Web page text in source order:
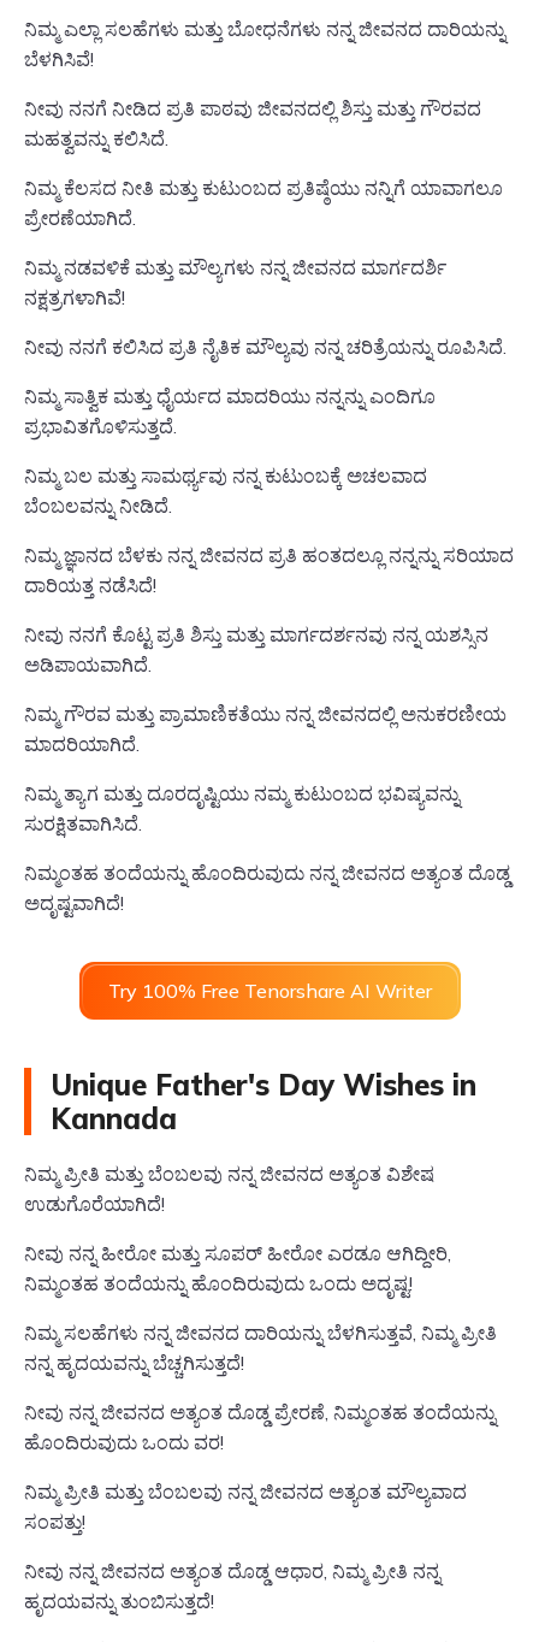
ನಿಮ್ಮ ಎಲ್ಲಾ ಸಲಹೆಗಳು ಮತ್ತು ಬೋಧನೆಗಳು ನನ್ನ ಜೀವನದ ದಾರಿಯನ್ನು
ಬೆಳಗಿಸಿವೆ!
ನೀವು ನನಗೆ ನೀಡಿದ ಪ್ರತಿ ಪಾಠವು ಜೀವನದಲ್ಲಿ ಶಿಸ್ತು ಮತ್ತು ಗೌರವದ
ಮಹತ್ವವನ್ನು ಕಲಿಸಿದೆ.
ನಿಮ್ಮ ಕೆಲಸದ ನೀತಿ ಮತ್ತು ಕುಟುಂಬದ ಪ್ರತಿಷ್ಠೆಯು ನನ್ನಿಗೆ ಯಾವಾಗಲೂ
ಪ್ರೇರಣೆಯಾಗಿದೆ.
ನಿಮ್ಮ ನಡವಳಿಕೆ ಮತ್ತು ಮೌಲ್ಯಗಳು ನನ್ನ ಜೀವನದ ಮಾರ್ಗದರ್ಶಿ
ನಕ್ಷತ್ರಗಳಾಗಿವೆ!
ನೀವು ನನಗೆ ಕಲಿಸಿದ ಪ್ರತಿ ನೈತಿಕ ಮೌಲ್ಯವು ನನ್ನ ಚರಿತ್ರೆಯನ್ನು ರೂಪಿಸಿದೆ.
ನಿಮ್ಮ ಸಾತ್ವಿಕ ಮತ್ತು ಧೈರ್ಯದ ಮಾದರಿಯು ನನ್ನನ್ನು ಎಂದಿಗೂ
ಪ್ರಭಾವಿತಗೊಳಿಸುತ್ತದೆ.
ನಿಮ್ಮ ಬಲ ಮತ್ತು ಸಾಮರ್ಥ್ಯವು ನನ್ನ ಕುಟುಂಬಕ್ಕೆ ಅಚಲವಾದ
ಬೆಂಬಲವನ್ನು ನೀಡಿದೆ.
ನಿಮ್ಮ ಜ್ಞಾನದ ಬೆಳಕು ನನ್ನ ಜೀವನದ ಪ್ರತಿ ಹಂತದಲ್ಲೂ ನನ್ನನ್ನು ಸರಿಯಾದ
ದಾರಿಯತ್ತ ನಡೆಸಿದೆ!
ನೀವು ನನಗೆ ಕೊಟ್ಟ ಪ್ರತಿ ಶಿಸ್ತು ಮತ್ತು ಮಾರ್ಗದರ್ಶನವು ನನ್ನ ಯಶಸ್ಸಿನ
ಅಡಿಪಾಯವಾಗಿದೆ.
ನಿಮ್ಮ ಗೌರವ ಮತ್ತು ಪ್ರಾಮಾಣಿಕತೆಯು ನನ್ನ ಜೀವನದಲ್ಲಿ ಅನುಕರಣೀಯ
ಮಾದರಿಯಾಗಿದೆ.
ನಿಮ್ಮ ತ್ಯಾಗ ಮತ್ತು ದೂರದೃಷ್ಟಿಯು ನಮ್ಮ ಕುಟುಂಬದ ಭವಿಷ್ಯವನ್ನು
ಸುರಕ್ಷಿತವಾಗಿಸಿದೆ.
ನಿಮ್ಮಂತಹ ತಂದೆಯನ್ನು ಹೊಂದಿರುವುದು ನನ್ನ ಜೀವನದ ಅತ್ಯಂತ ದೊಡ್ಡ
ಅದೃಷ್ಟವಾಗಿದೆ!
Try 100% Free Tenorshare AI Writer
Unique Father's Day Wishes in
Kannada
ನಿಮ್ಮ ಪ್ರೀತಿ ಮತ್ತು ಬೆಂಬಲವು ನನ್ನ ಜೀವನದ ಅತ್ಯಂತ ವಿಶೇಷ
ಉಡುಗೊರೆಯಾಗಿದೆ!
ನೀವು ನನ್ನ ಹೀರೋ ಮತ್ತು ಸೂಪರ್ ಹೀರೋ ಎರಡೂ ಆಗಿದ್ದೀರಿ,
ನಿಮ್ಮಂತಹ ತಂದೆಯನ್ನು ಹೊಂದಿರುವುದು ಒಂದು ಅದೃಷ್ಟ!
ನಿಮ್ಮ ಸಲಹೆಗಳು ನನ್ನ ಜೀವನದ ದಾರಿಯನ್ನು ಬೆಳಗಿಸುತ್ತವೆ, ನಿಮ್ಮ ಪ್ರೀತಿ
ನನ್ನ ಹೃದಯವನ್ನು ಬೆಚ್ಚಗಿಸುತ್ತದೆ!
ನೀವು ನನ್ನ ಜೀವನದ ಅತ್ಯಂತ ದೊಡ್ಡ ಪ್ರೇರಣೆ, ನಿಮ್ಮಂತಹ ತಂದೆಯನ್ನು
ಹೊಂದಿರುವುದು ಒಂದು ವರ!
ನಿಮ್ಮ ಪ್ರೀತಿ ಮತ್ತು ಬೆಂಬಲವು ನನ್ನ ಜೀವನದ ಅತ್ಯಂತ ಮೌಲ್ಯವಾದ
ಸಂಪತ್ತು!
ನೀವು ನನ್ನ ಜೀವನದ ಅತ್ಯಂತ ದೊಡ್ಡ ಆಧಾರ, ನಿಮ್ಮ ಪ್ರೀತಿ ನನ್ನ
ಹೃದಯವನ್ನು ತುಂಬಿಸುತ್ತದೆ!